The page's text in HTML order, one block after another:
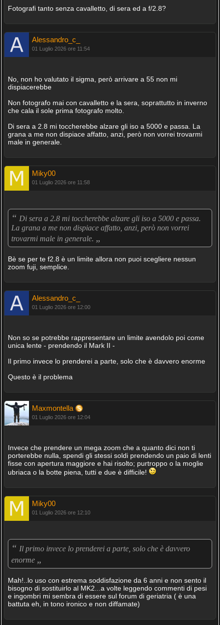
Fotografi tanto senza cavalletto, di sera ed a f/2.8?
Alessandro_c_
01 Luglio 2026 ore 11:54
No, non ho valutato il sigma, però arrivare a 55 non mi
dispiacerebbe
Non fotografo mai con cavalletto e la sera, soprattutto in inverno
che cala il sole prima fotografo molto.
Di sera a 2.8 mi toccherebbe alzare gli iso a 5000 e passa. La
grana a me non dispiace affatto, anzi, però non vorrei trovarmi
male in generale.
Miky00
01 Luglio 2026 ore 11:58
“ Di sera a 2.8 mi toccherebbe alzare gli iso a 5000 e passa.
La grana a me non dispiace affatto, anzi, però non vorrei
trovarmi male in generale. „
Bè se per te f2.8 è un limite allora non puoi scegliere nessun
zoom fuji, semplice.
Alessandro_c_
01 Luglio 2026 ore 12:00
Non so se potrebbe rappresentare un limite avendolo poi come
unica lente - prendendo il Mark II -
Il primo invece lo prenderei a parte, solo che è davvero enorme
Questo è il problema
Maxmontella
01 Luglio 2026 ore 12:04
Invece che prendere un mega zoom che a quanto dici non ti
porterebbe nulla, spendi gli stessi soldi prendendo un paio di lenti
fisse con apertura maggiore e hai risolto; purtroppo o la moglie
ubriaca o la botte piena, tutti e due è difficile!
Miky00
01 Luglio 2026 ore 12:10
“ Il primo invece lo prenderei a parte, solo che è davvero
enorme „
Mah!..lo uso con estrema soddisfazione da 6 anni e non sento il
bisogno di sostituirlo al MK2...a volte leggendo commenti di pesi
e ingombri mi sembra di essere sul forum di geriatria ( è una
battuta eh, in tono ironico e non diffamate)